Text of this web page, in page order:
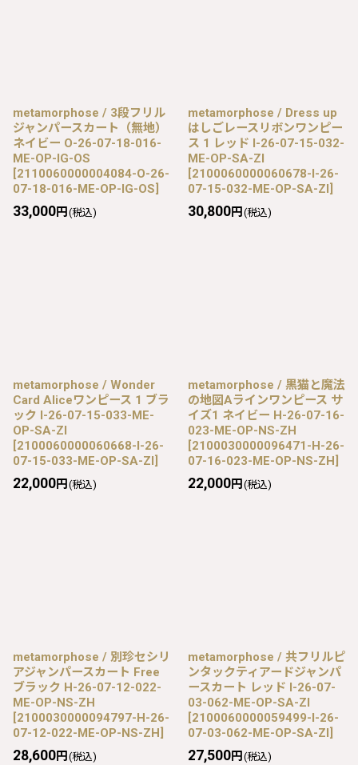
metamorphose / 3段フリル
ジャンパースカート（無地）
ネイビー O-26-07-18-016-
ME-OP-IG-OS
[2110060000004084-O-26-
07-18-016-ME-OP-IG-OS]
33,000円 (税込)
metamorphose / Dress up
はしごレースリボンワンピー
ス 1 レッド I-26-07-15-032-
ME-OP-SA-ZI
[2100060000060678-I-26-
07-15-032-ME-OP-SA-ZI]
30,800円 (税込)
metamorphose / Wonder
Card Aliceワンピース 1 ブラ
ック I-26-07-15-033-ME-
OP-SA-ZI
[2100060000060668-I-26-
07-15-033-ME-OP-SA-ZI]
22,000円 (税込)
metamorphose / 黒猫と魔法
の地図Aラインワンピース サ
イズ1 ネイビー H-26-07-16-
023-ME-OP-NS-ZH
[2100030000096471-H-26-
07-16-023-ME-OP-NS-ZH]
22,000円 (税込)
metamorphose / 別珍セシリ
アジャンパースカート Free
ブラック H-26-07-12-022-
ME-OP-NS-ZH
[2100030000094797-H-26-
07-12-022-ME-OP-NS-ZH]
28,600円 (税込)
metamorphose / 共フリルピ
ンタックティアードジャンパ
ースカート レッド I-26-07-
03-062-ME-OP-SA-ZI
[2100060000059499-I-26-
07-03-062-ME-OP-SA-ZI]
27,500円 (税込)